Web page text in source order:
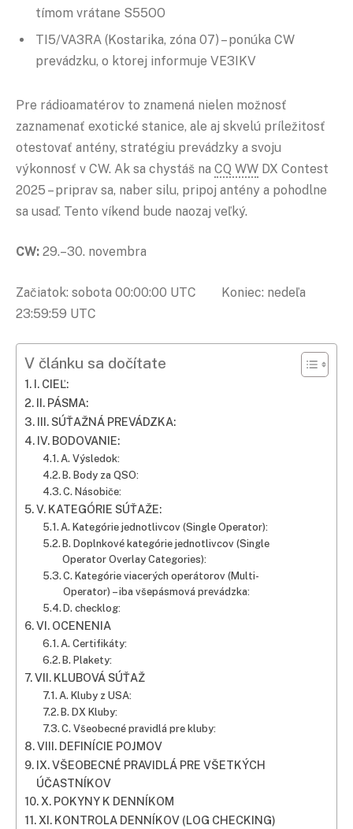
tímom vrátane S55OO
TI5/VA3RA (Kostarika, zóna 07) – ponúka CW
prevádzku, o ktorej informuje VE3IKV
Pre rádioamatérov to znamená nielen možnosť
zaznamenať exotické stanice, ale aj skvelú príležitosť
otestovať antény, stratégiu prevádzky a svoju
výkonnosť v CW. Ak sa chystáš na CQ WW DX Contest
2025 – priprav sa, naber silu, pripoj antény a pohodlne
sa usaď. Tento víkend bude naozaj veľký.
CW: 29.–30. novembra
Začiatok: sobota 00:00:00 UTC Koniec: nedeľa
23:59:59 UTC
V článku sa dočítate
I. CIEĽ:
II. PÁSMA:
III. SÚŤAŽNÁ PREVÁDZKA:
IV. BODOVANIE:
A. Výsledok:
B. Body za QSO:
C. Násobiče:
V. KATEGÓRIE SÚŤAŽE:
A. Kategórie jednotlivcov (Single Operator):
B. Doplnkové kategórie jednotlivcov (Single
Operator Overlay Categories):
C. Kategórie viacerých operátorov (Multi-
Operator) – iba všepásmová prevádzka:
D.checklog:
VI. OCENENIA
A. Certifikáty:
B. Plakety:
VII. KLUBOVÁ SÚŤAŽ
A. Kluby z USA:
B. DX Kluby:
C. Všeobecné pravidlá pre kluby:
VIII. DEFINÍCIE POJMOV
IX. VŠEOBECNÉ PRAVIDLÁ PRE VŠETKÝCH
ÚČASTNÍKOV
X. POKYNY K DENNÍKOM
XI. KONTROLA DENNÍKOV (LOG CHECKING)